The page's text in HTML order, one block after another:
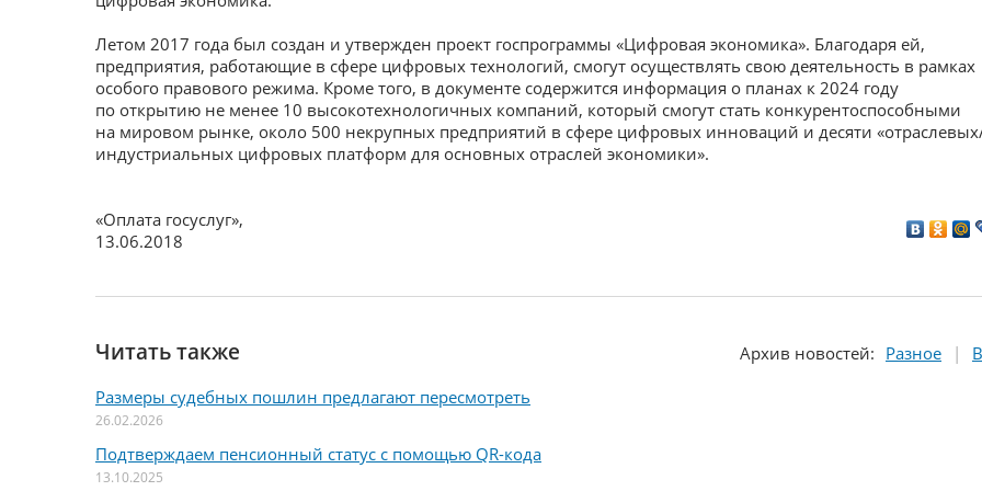
Летом 2017 года был создан и утвержден проект госпрограммы «Цифровая экономика». Благодаря ей,
предприятия, работающие в сфере цифровых технологий, смогут осуществлять свою деятельность в рамках
особого правового режима. Кроме того, в документе содержится информация о планах к 2024 году
по открытию не менее 10 высокотехнологичных компаний, который смогут стать конкурентоспособными
на мировом рынке, около 500 некрупных предприятий в сфере цифровых инноваций и десяти
индустриальных цифровых платформ для основных отраслей экономики».
«Оплата госуслуг»,
13.06.2018
Читать также Архив новостей: Разное
Размеры судебных пошлин предлагают пересмотреть
26.02.2026
Подтверждаем пенсионный статус с помощью QR-кода
13.10.2025